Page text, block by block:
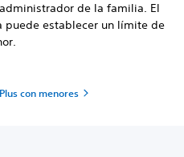
de la familia. El
establecer un límite de
con menores